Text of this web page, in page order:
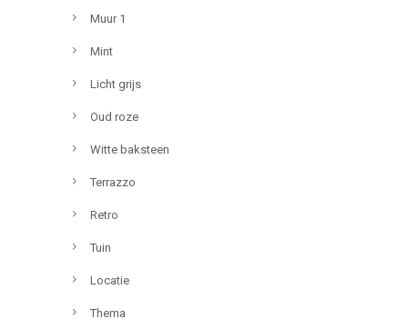
Muur 1
Mint
Licht grijs
Oud roze
Witte baksteen
Terrazzo
Retro
Tuin
Locatie
Thema